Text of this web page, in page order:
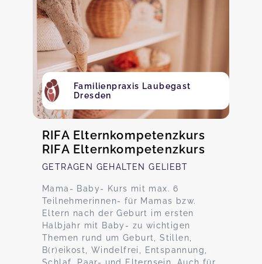
Familienpraxis Laubegast
Dresden
RIFA Elternkompetenzkurs
RIFA Elternkompetenzkurs
GETRAGEN GEHALTEN GELIEBT
Mama- Baby- Kurs mit max. 6
Teilnehmerinnen- für Mamas bzw.
Eltern nach der Geburt im ersten
Halbjahr mit Baby- zu wichtigen
Themen rund um Geburt, Stillen,
B(r)eikost, Windelfrei, Entspannung,